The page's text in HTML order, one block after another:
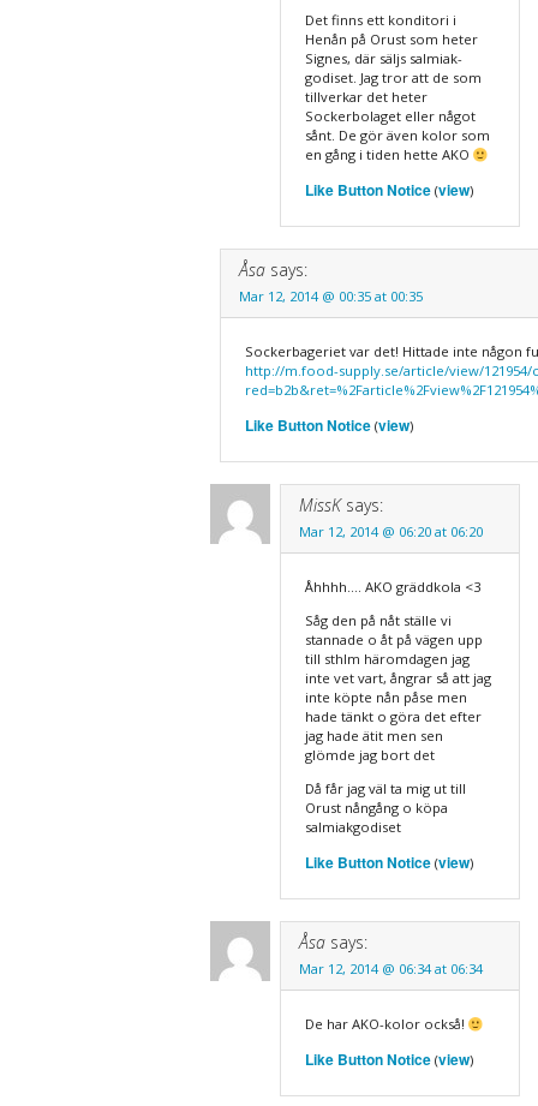
Det finns ett konditori i
Henån på Orust som heter
Signes, där säljs salmiak-
godiset. Jag tror att de som
tillverkar det heter
Sockerbolaget eller något
sånt. De gör även kolor som
en gång i tiden hette AKO
Like Button Notice(view)
Åsa says:
Mar 12, 2014 @ 00:35 at 00:35
Sockerbageriet var det! Hittade inte någon
http://m.food-supply.se/article/view/121954/
Like Button Notice(view)
MissK says:
Mar 12, 2014 @ 06:20 at 06:20
Åhhhh…. AKO gräddkola <3
Såg den på nåt ställe vi
stannade o åt på vägen upp
till sthlm häromdagen jag
inte vet vart, ångrar så att jag
inte köpte nån påse men
hade tänkt o göra det efter
jag hade ätit men sen
glömde jag bort det
Då får jag väl ta mig ut till
Orust nångång o köpa
salmiakgodiset
Like Button Notice(view)
Åsa says:
Mar 12, 2014 @ 06:34 at 06:34
De har AKO-kolor också!
Like Button Notice(view)